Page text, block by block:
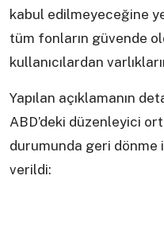
kabul edilmeyeceğine
tüm fonların güvende
kullanıcılardan
Yapılan açıklamanın
ABD’deki düzenleyici
durumunda geri
verildi: